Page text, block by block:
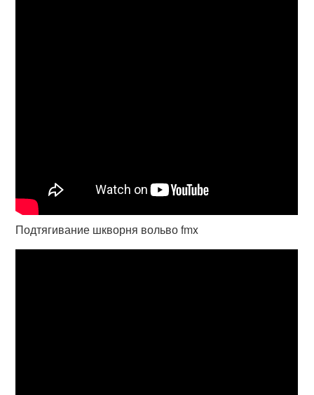
Подтягивание шкворня вольво fmx